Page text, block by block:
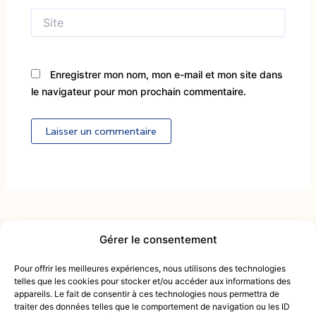
Gérer le consentement
Pour offrir les meilleures expériences, nous utilisons des technologies
telles que les cookies pour stocker et/ou accéder aux informations des
appareils. Le fait de consentir à ces technologies nous permettra de
traiter des données telles que le comportement de navigation ou les ID
Enregistrer mon nom, mon e-mail et mon site dans
le navigateur pour mon prochain commentaire.
Contactez-nous :
du lundi au samedi
de 9h00 à 18h00
09 83 33 54 25
Retour